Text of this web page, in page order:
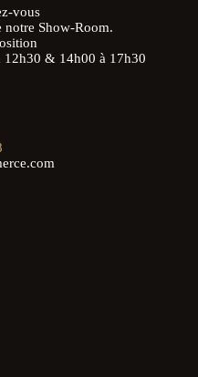
vous
notre Show-Room.
12h30 & 14h00 à 17h30